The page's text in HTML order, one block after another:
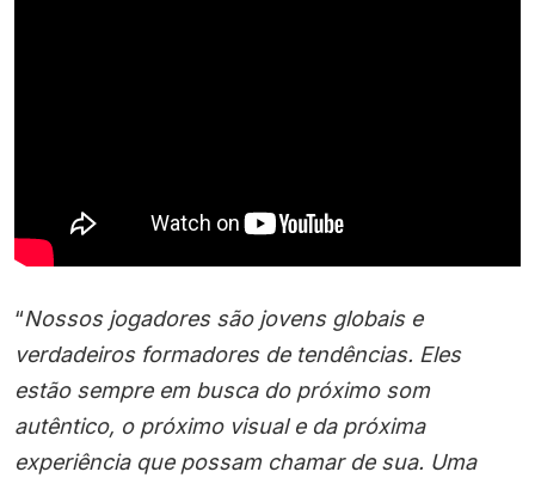
“Nossos jogadores são jovens globais e
verdadeiros formadores de tendências. Eles
estão sempre em busca do próximo som
autêntico, o próximo visual e da próxima
experiência que possam chamar de sua. Uma